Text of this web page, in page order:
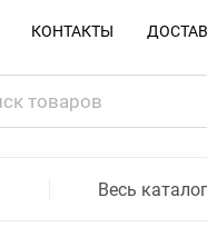
КОНТАКТЫ
Весь каталог